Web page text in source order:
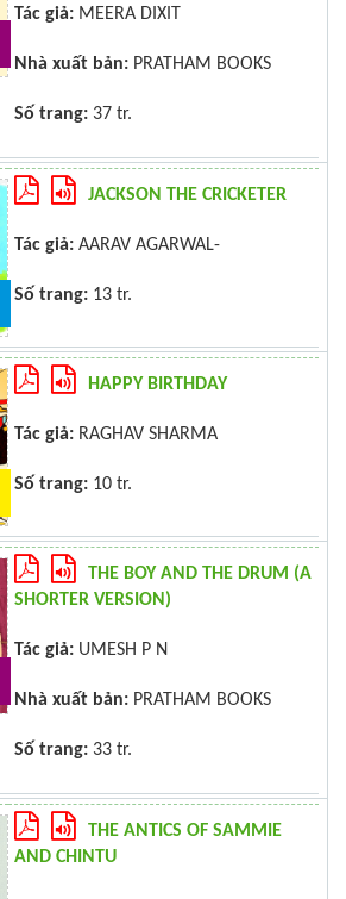
Tác giả: MEERA DIXIT
Nhà xuất bản: PRATHAM BOOKS
Số trang: 37 tr.
JACKSON THE CRICKETER
Tác giả: AARAV AGARWAL-
Số trang: 13 tr.
HAPPY BIRTHDAY
Tác giả: RAGHAV SHARMA
Số trang: 10 tr.
THE BOY AND THE DRUM (A
SHORTER VERSION)
Tác giả: UMESH P N
Nhà xuất bản: PRATHAM BOOKS
Số trang: 33 tr.
THE ANTICS OF SAMMIE
AND CHINTU